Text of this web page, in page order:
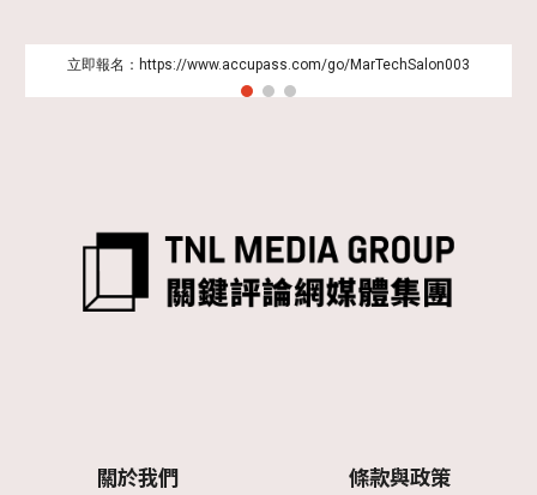
立即報名：https://www.accupass.com/go/MarTechSalon003
關於我們 條款與政策